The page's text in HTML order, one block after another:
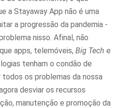
a Stayaway App não é uma
a progressão da pandemia -
nisso. Afinal, não
apps, telemóveis, Big Tech e
tenham o condão de
os problemas da nossa
desviar os recursos
manutenção e promoção da